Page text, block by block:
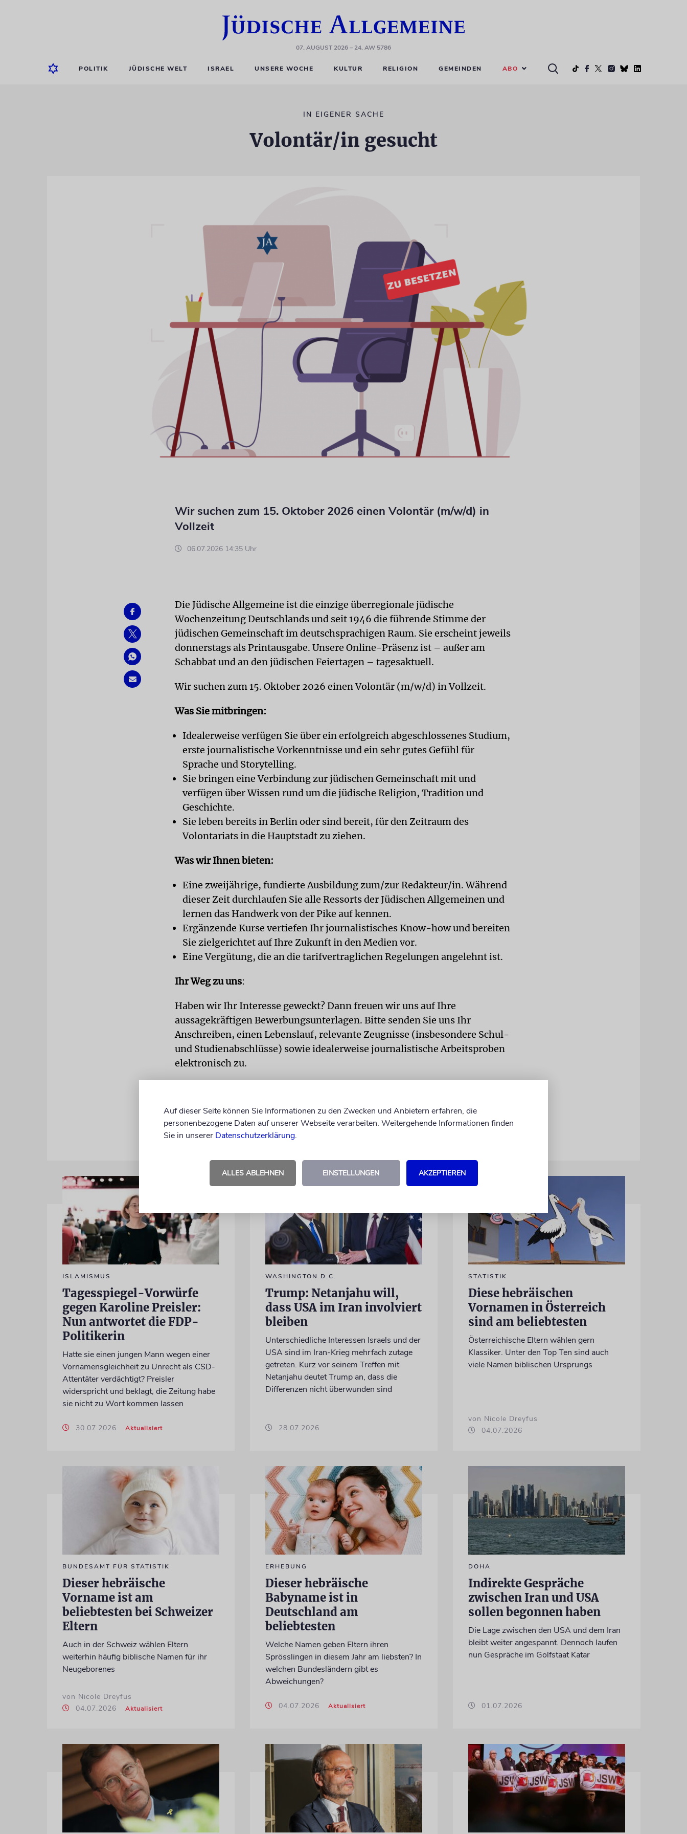
07. AUGUST 2026– 24. AW 5786
POLITIK JÜDISCHE WELT ISRAEL UNSERE WOCHE KULTUR RELIGION GEMEINDEN ABO
IN EIGENER SACHE
Volontär/in gesucht
Wir suchen zum 15. Oktober 2026 einen Volontär (m/w/d) in
Vollzeit
06.07.2026 14:35 Uhr
Die Jüdische Allgemeine ist die einzige überregionale jüdische
Wochenzeitung Deutschlands und seit 1946 die führende Stimme der
jüdischen Gemeinschaft im deutschsprachigen Raum. Sie erscheint jeweils
donnerstags als Printausgabe. Unsere Online-Präsenz ist – außer am
Schabbat und an den jüdischen Feiertagen – tagesaktuell.
Wir suchen zum 15. Oktober 2026 einen Volontär (m/w/d) in Vollzeit.
Was Sie mitbringen:
Idealerweise verfügen Sie über ein erfolgreich abgeschlossenes Studium,
erste journalistische Vorkenntnisse und ein sehr gutes Gefühl für
Sprache und Storytelling.
Sie bringen eine Verbindung zur jüdischen Gemeinschaft mit und
verfügen über Wissen rund um die jüdische Religion, Tradition und
Geschichte.
Sie leben bereits in Berlin oder sind bereit, für den Zeitraum des
Volontariats in die Hauptstadt zu ziehen.
Was wir Ihnen bieten:
Eine zweijährige, fundierte Ausbildung zum/zur Redakteur/in. Während
dieser Zeit durchlaufen Sie alle Ressorts der Jüdischen Allgemeinen und
lernen das Handwerk von der Pike auf kennen.
Ergänzende Kurse vertiefen Ihr journalistisches Know-how und bereiten
Sie zielgerichtet auf Ihre Zukunft in den Medien vor.
Eine Vergütung, die an die tarifvertraglichen Regelungen angelehnt ist.
Ihr Weg zu uns:
Haben wir Ihr Interesse geweckt? Dann freuen wir uns auf Ihre
aussagekräftigen Bewerbungsunterlagen. Bitte senden Sie uns Ihr
Anschreiben, einen Lebenslauf, relevante Zeugnisse (insbesondere Schul-
und Studienabschlüsse) sowie idealerweise journalistische Arbeitsproben
elektronisch zu.
ISLAMISMUS
Tagesspiegel-Vorwürfe
gegen Karoline Preisler:
Nun antwortet die FDP-
Politikerin
Hatte sie einen jungen Mann wegen einer
Vornamensgleichheit zu Unrecht als CSD-
Attentäter verdächtigt? Preisler
widerspricht und beklagt, die Zeitung habe
sie nicht zu Wort kommen lassen
30.07.2026 Aktualisiert
WASHINGTON D.C.
Trump: Netanjahu will,
dass USA im Iran involviert
bleiben
Unterschiedliche Interessen Israels und der
USA sind im Iran-Krieg mehrfach zutage
getreten. Kurz vor seinem Treffen mit
Netanjahu deutet Trump an, dass die
Differenzen nicht überwunden sind
28.07.2026
STATISTIK
Diese hebräischen
Vornamen in Österreich
sind am beliebtesten
Österreichische Eltern wählen gern
Klassiker. Unter den Top Ten sind auch
viele Namen biblischen Ursprungs
von Nicole Dreyfus
04.07.2026
BUNDESAMT FÜR STATISTIK
Dieser hebräische
Vorname ist am
beliebtesten bei Schweizer
Eltern
Auch in der Schweiz wählen Eltern
weiterhin häufig biblische Namen für ihr
Neugeborenes
von Nicole Dreyfus
04.07.2026
Aktualisiert
ERHEBUNG
Dieser hebräische
Babyname ist in
Deutschland am
beliebtesten
Welche Namen geben Eltern ihren
Sprösslingen in diesem Jahr am liebsten? In
welchen Bundesländern gibt es
Abweichungen?
04.07.2026 Aktualisiert
DOHA
Indirekte Gespräche
zwischen Iran und USA
sollen begonnen haben
Die Lage zwischen den USA und dem Iran
bleibt weiter angespannt. Dennoch laufen
nun Gespräche im Golfstaat Katar
01.07.2026
Auf dieser Seite können Sie Informationen zu den Zwecken und Anbietern erfahren, die
personenbezogene Daten auf unserer Webseite verarbeiten. Weitergehende Informationen finden
Sie in unserer Datenschutzerklärung.
ALLES ABLEHNEN EINSTELLUNGEN AKZEPTIEREN